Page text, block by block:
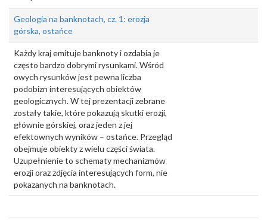
Geologia na banknotach, cz. 1: erozja
górska, ostańce
Każdy kraj emituje banknoty i ozdabia je
często bardzo dobrymi rysunkami. Wśród
owych rysunków jest pewna liczba
podobizn interesujących obiektów
geologicznych. W tej prezentacji zebrane
zostały takie, które pokazują skutki erozji,
głównie górskiej, oraz jeden z jej
efektownych wyników – ostańce. Przegląd
obejmuje obiekty z wielu części świata.
Uzupełnienie to schematy mechanizmów
erozji oraz zdjęcia interesujących form, nie
pokazanych na banknotach.